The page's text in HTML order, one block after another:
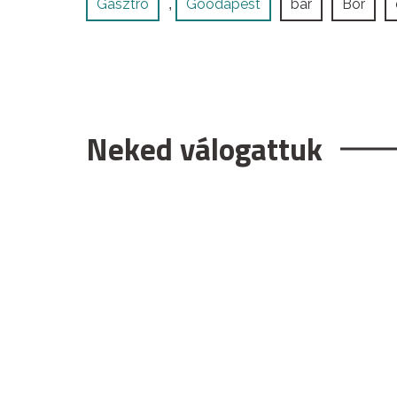
Gasztro , Goodapest bár Bor
Neked válogattuk